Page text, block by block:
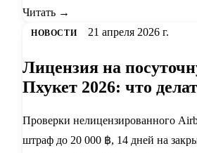
Читать →
НОВОСТИ 21 апреля 2026 г.
Лицензия на
Пхукет 2026: что
Проверки нелицензированного
штраф до 20 000 ฿, 14 дней на